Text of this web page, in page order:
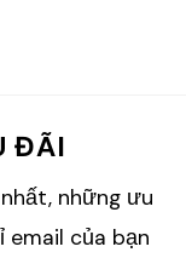
ĐÃI
những ưu
email của bạn